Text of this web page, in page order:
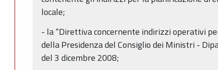
locale;
- la “Direttiva concernente indirizzi operativi
della Presidenza del Consiglio dei Ministri -
del 3 dicembre 2008;